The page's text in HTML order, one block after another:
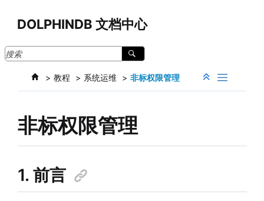
DOLPHINDB 文档中心
教程 系统运维 非标权限管理
非标权限管理
1. 前言